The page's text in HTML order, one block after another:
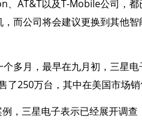
、AT&T以及T-Mobile公司，
而公司将会建议更换到其他
多月，最早在九月初，三星
250万台，其中在美国市场销
，三星电子表示已经展开调